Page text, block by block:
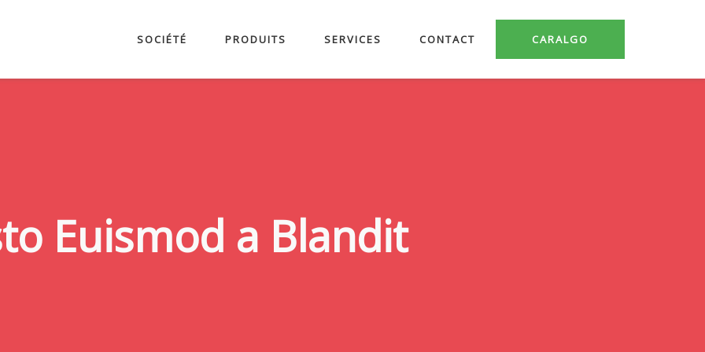
SOCIÉTÉ PRODUITS SERVICES CONTACT CARALGO
Euismod a Blandit